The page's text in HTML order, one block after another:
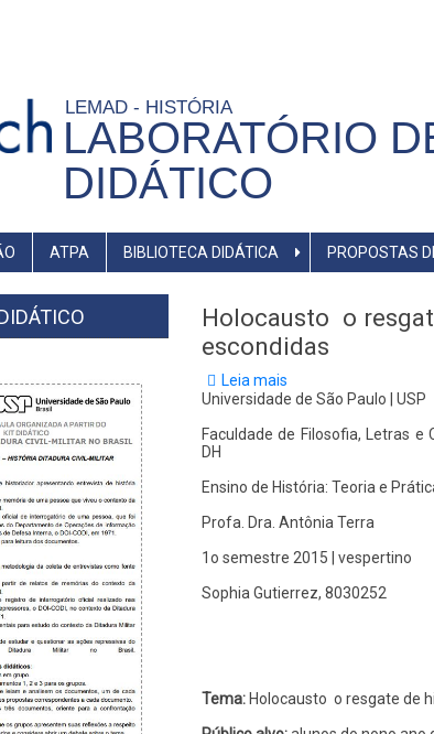
LEMAD - HISTÓRIA
LABORATÓRIO
DIDÁTICO
ATPA BIBLIOTECA DIDÁTICA PROPOSTAS
Holocausto ­ o
escondidas
Leia mais
Holocausto
o
histórias
memórias
Universidade de São Paulo | USP
Faculdade de Filosofia, Letras e
DH
Ensino de História: Teoria e
Profa. Dra. Antônia Terra
1o semestre 2015 | vespertino
Sophia Gutierrez, 8030252
Tema: Holocausto ­ o resgate de